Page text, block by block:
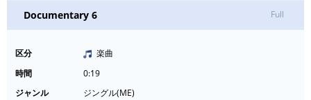
Documentary 6 Full
区分
楽曲
時間
0:19
ジャンル
ジングル(ME)